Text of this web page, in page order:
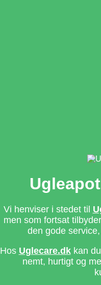
Vi henviser i stedet til
men som fortsat
den gode
Hos Uglecare.dkkan du
nemt, hurtigt og